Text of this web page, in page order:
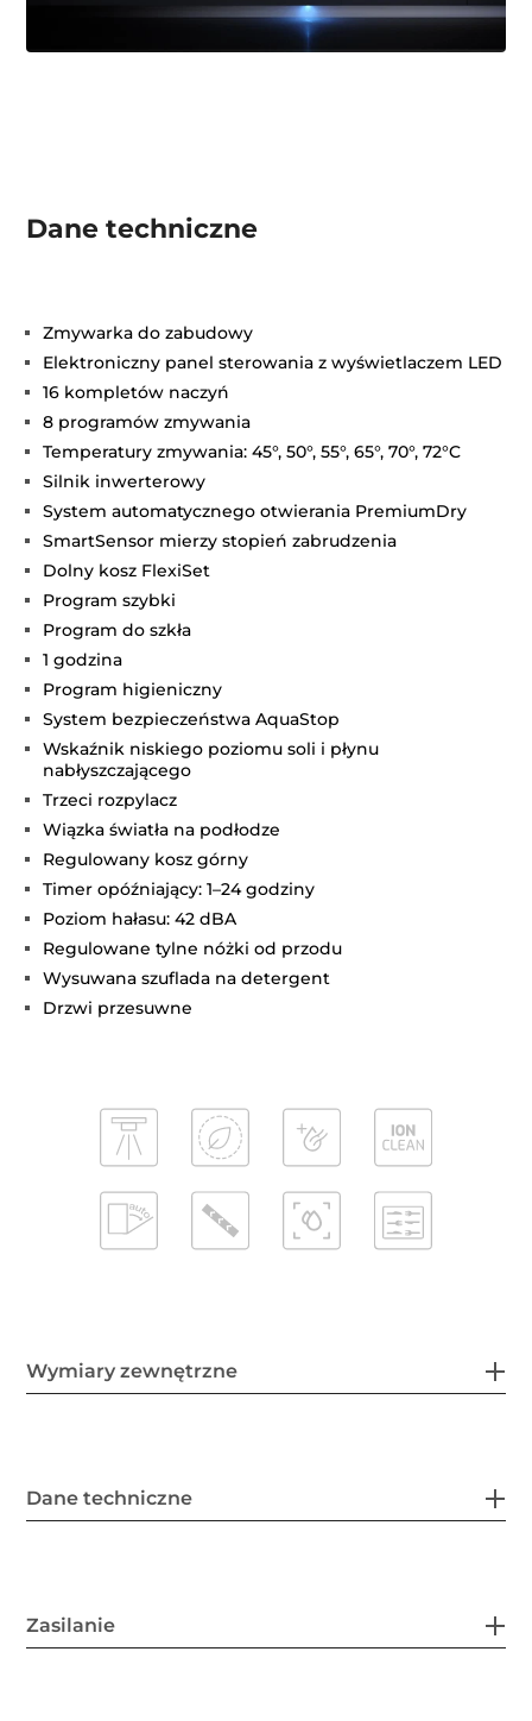
Dane techniczne
Zmywarka do zabudowy
Elektroniczny panel sterowania z wyświetlaczem LED
16 kompletów naczyń
8 programów zmywania
Temperatury zmywania: 45°, 50°, 55°, 65°, 70°, 72°C
Silnik inwerterowy
System automatycznego otwierania PremiumDry
SmartSensor mierzy stopień zabrudzenia
Dolny kosz FlexiSet
Program szybki
Program do szkła
1 godzina
Program higieniczny
System bezpieczeństwa AquaStop
Wskaźnik niskiego poziomu soli i płynu
nabłyszczającego
Trzeci rozpylacz
Wiązka światła na podłodze
Regulowany kosz górny
Timer opóźniający: 1–24 godziny
Poziom hałasu: 42 dBA
Regulowane tylne nóżki od przodu
Wysuwana szuflada na detergent
Drzwi przesuwne
Wymiary zewnętrzne
Dane techniczne
Zasilanie